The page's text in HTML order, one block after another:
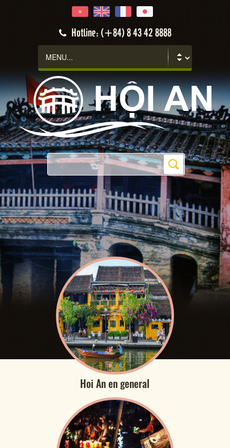
Hotline: (+84) 8 43 42 8888
Hoi An en general